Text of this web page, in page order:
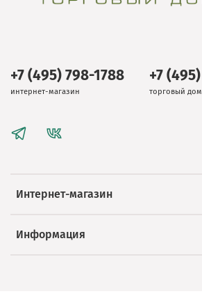
Интернет-магазин
Информация
+7 (495) 798-1788
интернет-магазин
+7
торговый дом